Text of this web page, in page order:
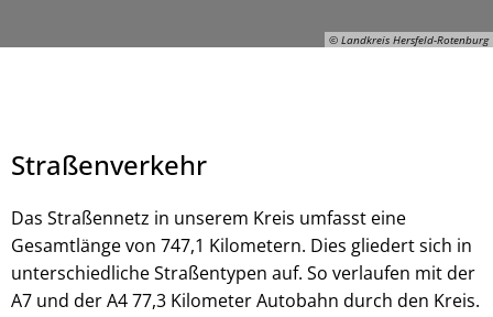
© Landkreis Hersfeld-Rotenburg
© Landkreis Hersfeld-Rotenburg
Straßenverkehr
Das Straßennetz in unserem Kreis umfasst eine
Gesamtlänge von 747,1 Kilometern. Dies gliedert sich in
unterschiedliche Straßentypen auf. So verlaufen mit der
A7 und der A4 77,3 Kilometer Autobahn durch den Kreis.